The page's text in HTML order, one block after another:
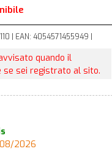
| EAN: 4054571455949 |
quando il
se sei registrato al sito.
2026